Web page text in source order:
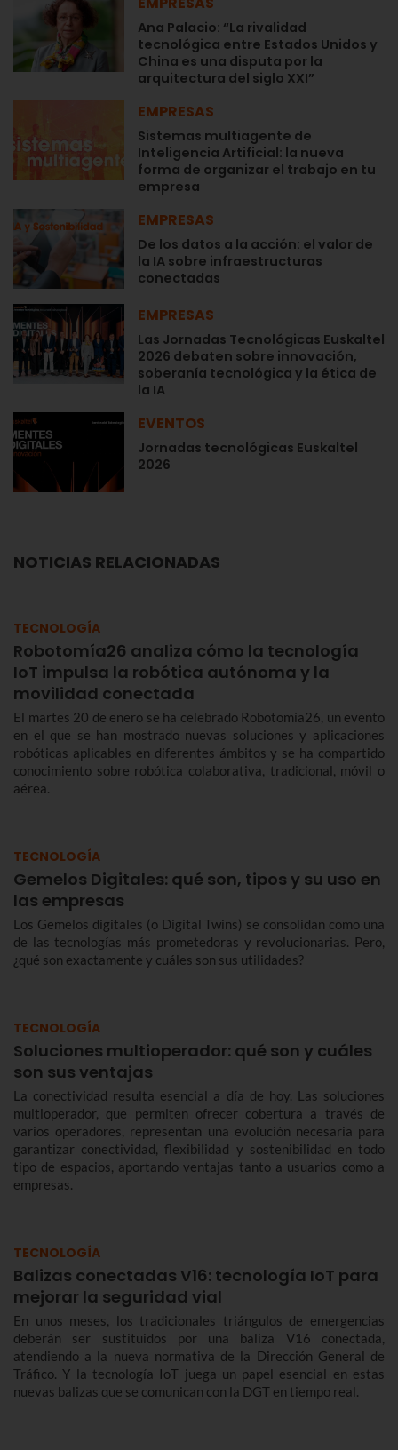
Ana Palacio: “La rivalidad
tecnológica entre Estados Unidos y
China es una disputa por la
arquitectura del siglo XXI”
EMPRESAS
Sistemas multiagente de
Inteligencia Artificial: la nueva
forma de organizar el trabajo en tu
empresa
EMPRESAS
De los datos a la acción: el valor de
la IA sobre infraestructuras
conectadas
EMPRESAS
Las Jornadas Tecnológicas Euskaltel
2026 debaten sobre innovación,
soberanía tecnológica y la ética de
la IA
EVENTOS
Jornadas tecnológicas Euskaltel
2026
NOTICIAS RELACIONADAS
TECNOLOGÍA
Robotomía26 analiza cómo la tecnología
IoT impulsa la robótica autónoma y la
movilidad conectada
El martes 20 de enero se ha celebrado Robotomía26, un evento
en el que se han mostrado nuevas soluciones y aplicaciones
robóticas aplicables en diferentes ámbitos y se ha compartido
conocimiento sobre robótica colaborativa, tradicional, móvil o
aérea.
TECNOLOGÍA
Gemelos Digitales: qué son, tipos y su uso en
las empresas
Los Gemelos digitales (o Digital Twins) se consolidan como una
de las tecnologías más prometedoras y revolucionarias. Pero,
¿qué son exactamente y cuáles son sus utilidades?
TECNOLOGÍA
Soluciones multioperador: qué son y cuáles
son sus ventajas
La conectividad resulta esencial a día de hoy. Las soluciones
multioperador, que permiten ofrecer cobertura a través de
varios operadores, representan una evolución necesaria para
garantizar conectividad, flexibilidad y sostenibilidad en todo
tipo de espacios, aportando ventajas tanto a usuarios como a
empresas.
TECNOLOGÍA
Balizas conectadas V16: tecnología IoT para
mejorar la seguridad vial
En unos meses, los tradicionales triángulos de emergencias
deberán ser sustituidos por una baliza V16 conectada,
atendiendo a la nueva normativa de la Dirección General de
Tráfico. Y la tecnología IoT juega un papel esencial en estas
nuevas balizas que se comunican con la DGT en tiempo real.